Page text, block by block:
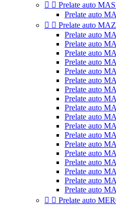
  Prelate auto
Prelate auto
  Prelate auto
Prelate auto
Prelate auto
Prelate auto
Prelate auto
Prelate auto
Prelate auto
Prelate auto
Prelate auto
Prelate auto
Prelate auto
Prelate auto
Prelate auto
Prelate auto
Prelate auto
Prelate auto
Prelate auto
Prelate auto
Prelate auto
  Prelate auto